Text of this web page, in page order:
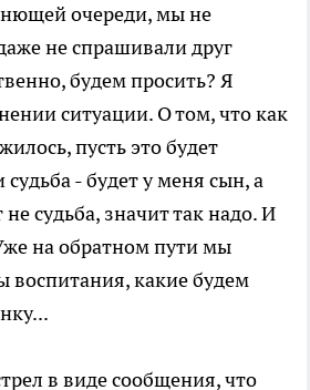
очереди, мы не
не спрашивали друг
будем просить? Я
ситуации. О том, что как
пусть это будет
- будет у меня сын, а
не судьба, значит так надо. И
на обратном пути мы
воспитания, какие будем
в виде сообщения, что